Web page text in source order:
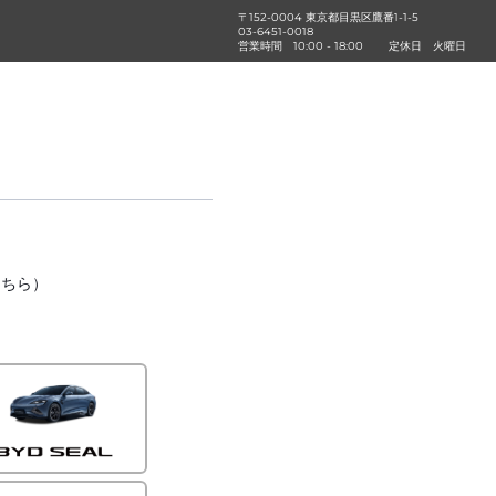
〒152-0004 東京都目黒区鷹番1-1-5
03-6451-0018
営業時間
10:00 - 18:00 定休日 火曜日
ら）